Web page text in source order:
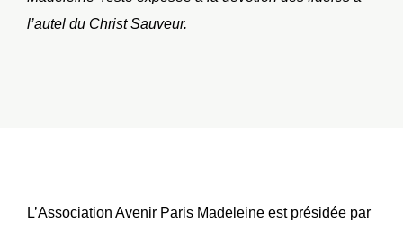
l’autel du Christ Sauveur.
L’Association Avenir Paris Madeleine est présidée par